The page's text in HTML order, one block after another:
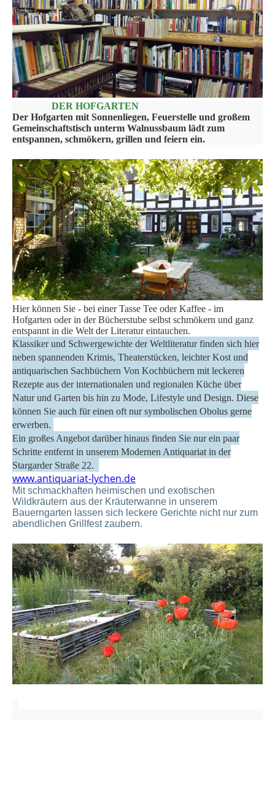
DER HOFGARTEN
Der Hofgarten mit Sonnenliegen, Feuerstelle und großem
Gemeinschaftstisch unterm Walnussbaum lädt zum
entspannen, schmökern, grillen und feiern ein.
Hier können Sie - bei einer Tasse Tee oder Kaffee - im
Hofgarten oder in der Bücherstube selbst schmökern und ganz
entspannt in die Welt der Literatur eintauchen.
Klassiker und Schwergewichte der Weltliteratur finden sich hier
neben spannenden Krimis, Theaterstücken, leichter Kost und
antiquarischen Sachbüchern Von Kochbüchern mit leckeren
Rezepte aus der internationalen und regionalen Küche über
Natur und Garten bis hin zu Mode, Lifestyle und Design. Diese
können Sie auch für einen oft nur symbolischen Obolus gerne
erwerben.
Ein großes Angebot darüber hinaus finden Sie nur ein paar
Schritte entfernt in unserem Modernen Antiquariat in der
Stargarder Straße 22.
www.antiquariat-lychen.de
Mit schmackhaften heimischen und exotischen
Wildkräutern aus der Kräuterwanne in unserem
Bauerngarten lassen sich leckere Gerichte nicht nur zum
abendlichen Grillfest zaubern.